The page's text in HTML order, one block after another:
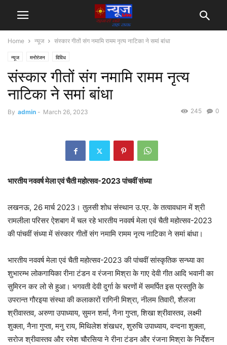
Home न्यूज संस्कार गीतों संग नमामि रामम नृत्य नाटिका ने समां बांधा
न्यूज मनोरंजन विविध
संस्कार गीतों संग नमामि रामम नृत्य
नाटिका ने समां बांधा
By admin - March 26, 2023 0
245
भारतीय नववर्ष मेला एवं चैती महोत्सव-2023 पांचवीं संध्या
लखनऊ, 26 मार्च 2023। तुलसी शोध संस्थान उ.प्र. के तत्वावधान में श्री
रामलीला परिसर ऐशबाग में चल रहे भारतीय नववर्ष मेला एवं चैती महोत्सव-2023
की पांचवीं संध्या में संस्कार गीतों संग नमामि रामम नृत्य नाटिका ने समां बांधा।
भारतीय नववर्ष मेला एवं चैती महोत्सव-2023 की पांचवीं सांस्कृतिक सन्ध्या का
शुभारम्भ लोकगायिका रीना टंडन व रंजना मिश्रा के गाए देवी गीत आदि भवानी का
सुमिरन कर लो से हुआ। भगवती देवी दुर्गा के चरणों में समर्पित इस प्रस्तुति के
उपरान्त गौरइया संस्था की कलाकारों रागिनी मिश्रा, नीलम तिवारी, शैलजा
श्रीवास्तव, अरुणा उपाध्याय, सुमन शर्मा, नैना गुप्ता, शिखा श्रीवास्तव, लक्ष्मी
शुक्ला, नैना गुप्ता, मनु राय, मिथिलेश शंखधर, शुरुचि उपाध्याय, वन्दना शुक्ला,
सरोज श्रीवास्तव और रमेश चौरसिया ने रीना टंडन और रंजना मिश्रा के निर्देशन